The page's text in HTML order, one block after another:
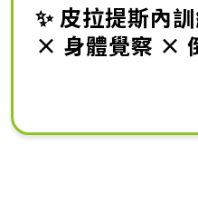
✨ 皮拉提斯內
× 身體覺察 ×